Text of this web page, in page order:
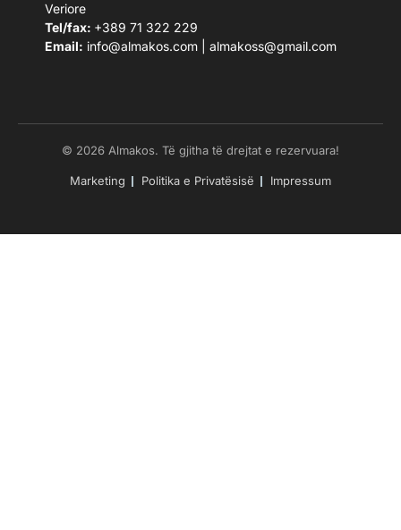
Veriore
Tel/fax: +389 71 322 229
Email: info@almakos.com almakoss@gmail.com
© 2026 Almakos. Të gjitha të drejtat e rezervuara!
Marketing Politika e Privatësisë Impressum